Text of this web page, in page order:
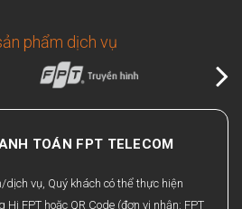
phẩm dịch vụ
TOÁN FPT TELECOM
vụ, Quý khách có thể thực hiện
FPT hoặc QR Code (đơn vị nhận: FPT